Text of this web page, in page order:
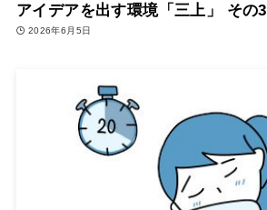
アイデアを出す環境「三上」 その3
2026年6月5日